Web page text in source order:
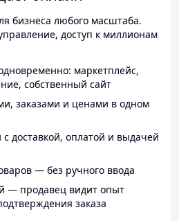
бизнеса любого масштаба.
доступ к миллионам
маркетплейс,
собственный сайт
заказами и ценами в одном
доставкой, оплатой и выдачей
— без ручного ввода
— продавец видит опыт
заказа